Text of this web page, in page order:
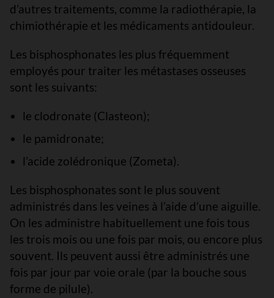
d’autres traitements, comme la radiothérapie, la
chimiothérapie et les médicaments antidouleur.
Les bisphosphonates les plus fréquemment
employés pour traiter les métastases osseuses
sont les suivants:
le clodronate (Clasteon);
le pamidronate;
l’acide zolédronique (Zometa).
Les bisphosphonates sont le plus souvent
administrés dans les veines à l’aide d’une aiguille.
On les administre habituellement une fois tous
les trois mois ou une fois par mois, ou encore plus
souvent. Ils peuvent aussi être administrés une
fois par jour par voie orale (par la bouche sous
forme de pilule).